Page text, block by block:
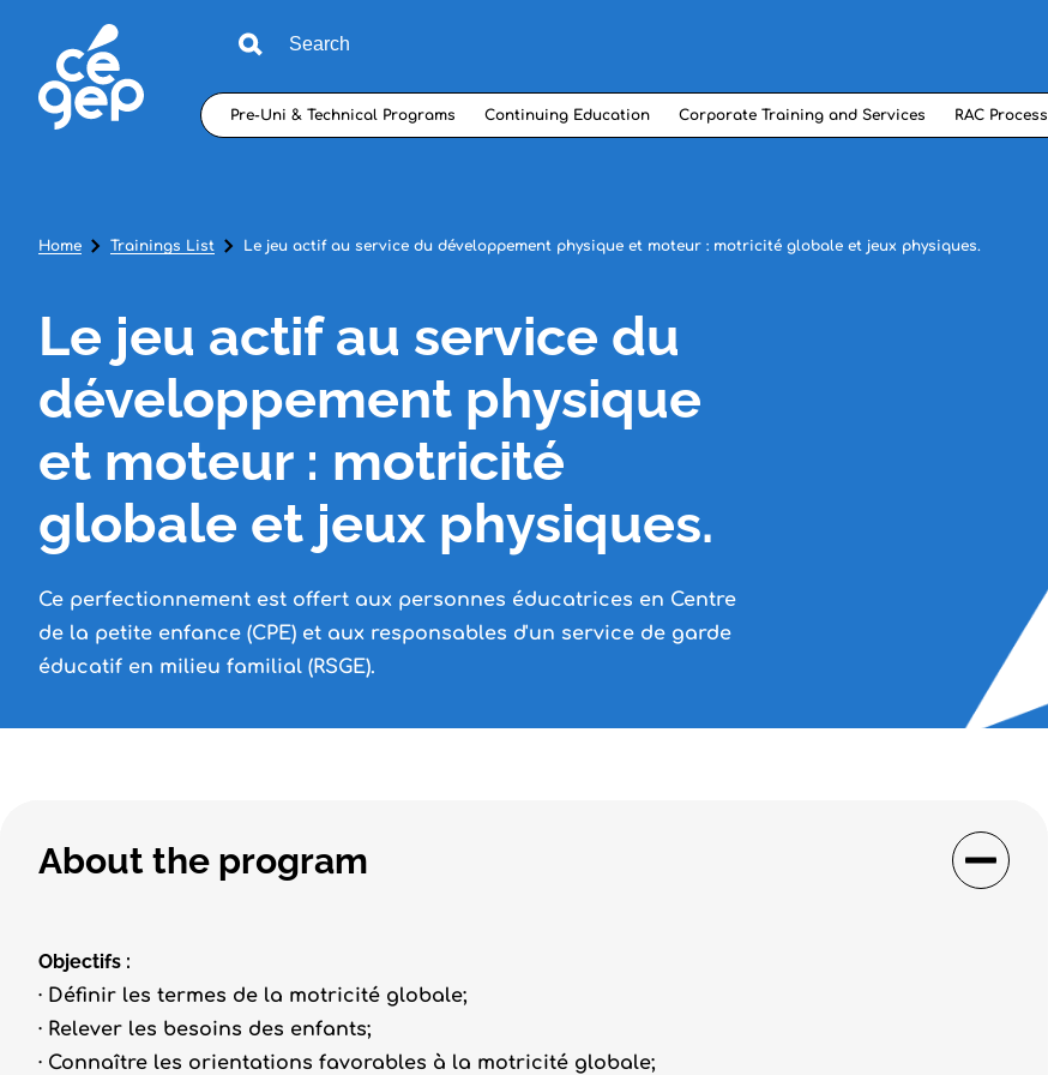
Pre-Uni & Technical Programs Continuing Education Corporate Training and Services RAC Process
Home Trainings List Le jeu actif au service du développement physique et moteur : motricité globale et jeux physiques.
Le jeu actif au service du
développement physique
et moteur : motricité
globale et jeux physiques.
Ce perfectionnement est offert aux personnes éducatrices en Centre
de la petite enfance (CPE) et aux responsables d'un service de garde
éducatif en milieu familial (RSGE).
About the program
Objectifs :
· Définir les termes de la motricité globale;
· Relever les besoins des enfants;
· Connaître les orientations favorables à la motricité globale;